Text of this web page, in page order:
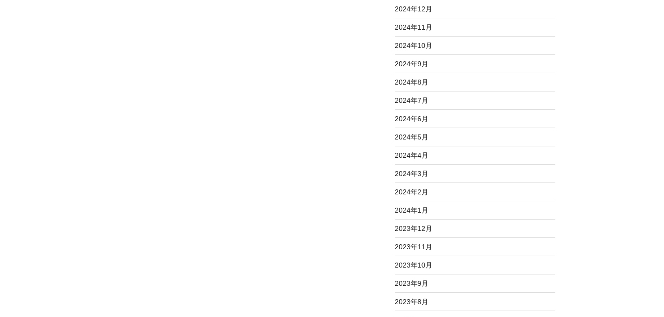
2024年12月
2024年11月
2024年10月
2024年9月
2024年8月
2024年7月
2024年6月
2024年5月
2024年4月
2024年3月
2024年2月
2024年1月
2023年12月
2023年11月
2023年10月
2023年9月
2023年8月